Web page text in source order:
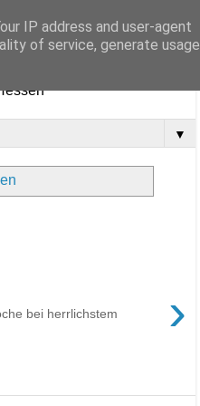
▼
›
bei herrlichstem
IP address and user-agent
of service, generate usage